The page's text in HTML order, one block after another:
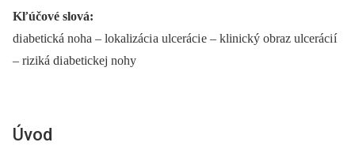
Kľúčové slová:
di abetická noha –⁠ lokalizáci a ulceráci e –⁠ klinický obraz ulceráci í
–⁠ riziká di abetickej nohy
Úvod